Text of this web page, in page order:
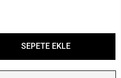
SEPETE EKLE